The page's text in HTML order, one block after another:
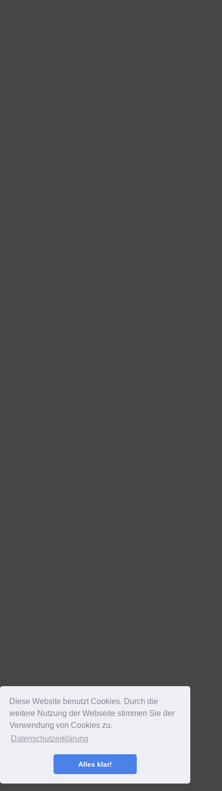
Diese Website benutzt Cookies. Durch die
weitere Nutzung der Webseite stimmen Sie der
Verwendung von Cookies zu.
Datenschutzerklärung
Alles klar!